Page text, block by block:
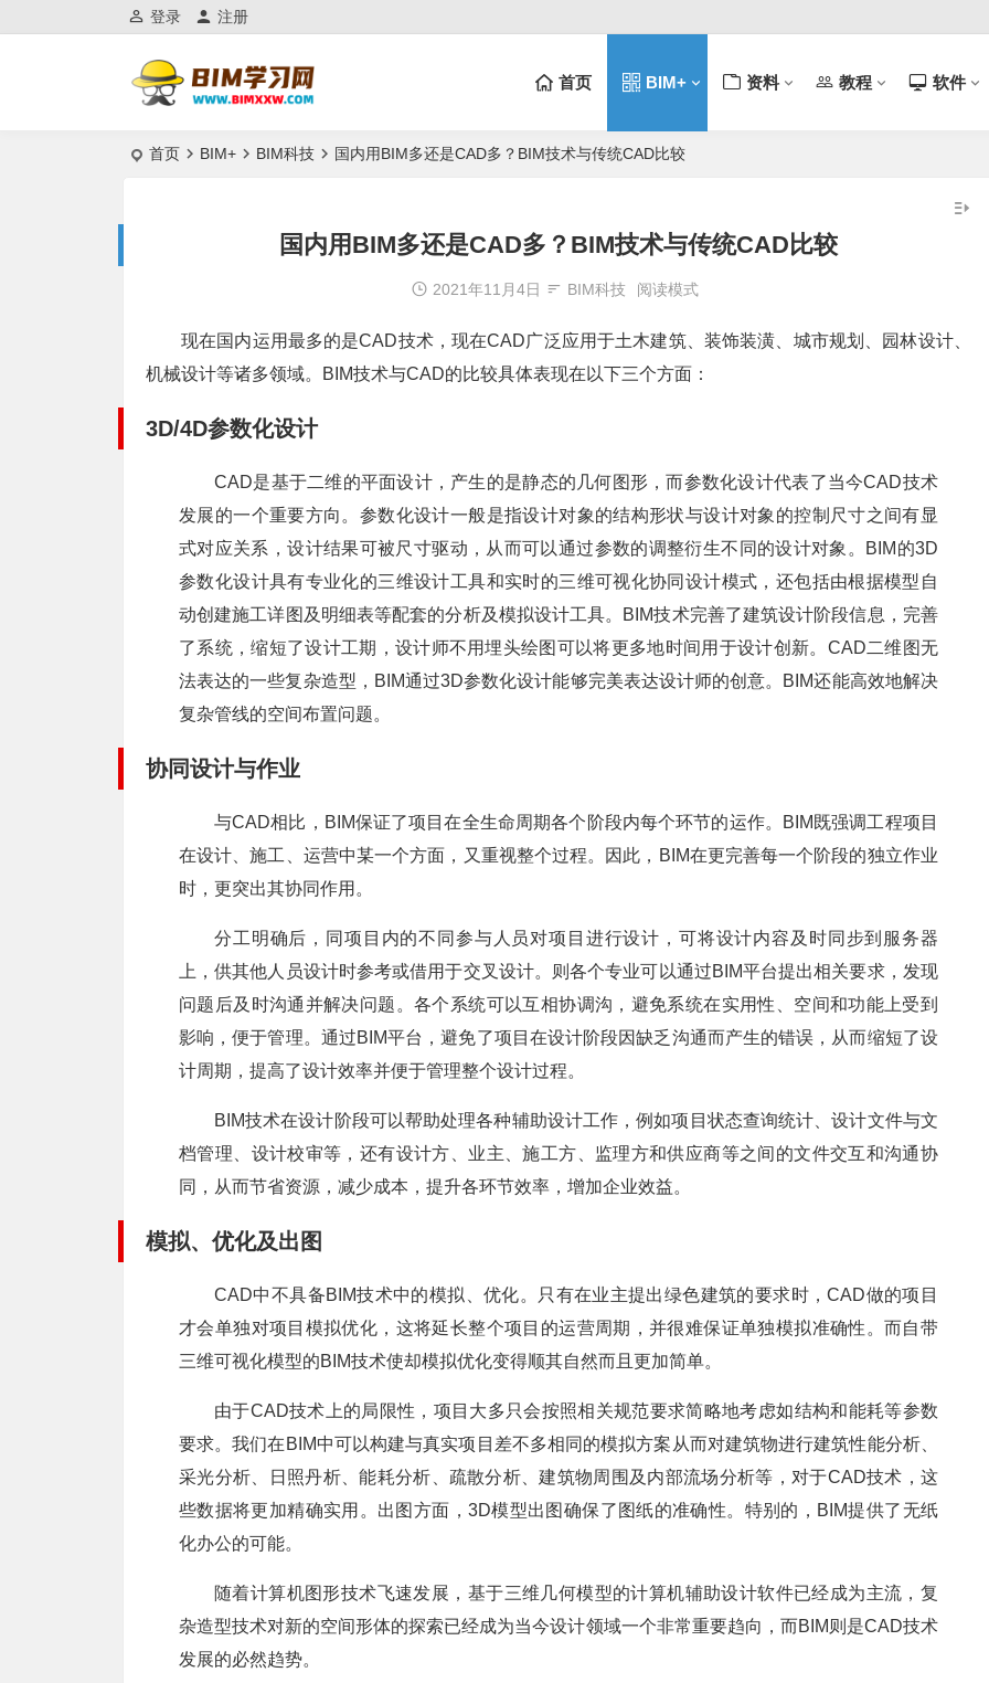
登录 注册
首页 BIM+ 资料 教程 软件
首页 BIM+ BIM科技 国内用BIM多还是CAD多？BIM技术与传统CAD比较
国内用BIM多还是CAD多？BIM技术与传统CAD比较
2021年11月4日 BIM科技 阅读模式
现在国内运用最多的是CAD技术，现在CAD广泛应用于土木建筑、装饰装潢、城市规划、园林设计、
机械设计等诸多领域。BIM技术与CAD的比较具体表现在以下三个方面：
3D/4D参数化设计
CAD是基于二维的平面设计，产生的是静态的几何图形，而参数化设计代表了当今CAD技术
发展的一个重要方向。参数化设计一般是指设计对象的结构形状与设计对象的控制尺寸之间有显
式对应关系，设计结果可被尺寸驱动，从而可以通过参数的调整衍生不同的设计对象。BIM的3D
参数化设计具有专业化的三维设计工具和实时的三维可视化协同设计模式，还包括由根据模型自
动创建施工详图及明细表等配套的分析及模拟设计工具。BIM技术完善了建筑设计阶段信息，完善
了系统，缩短了设计工期，设计师不用埋头绘图可以将更多地时间用于设计创新。CAD二维图无
法表达的一些复杂造型，BIM通过3D参数化设计能够完美表达设计师的创意。BIM还能高效地解决
复杂管线的空间布置问题。
协同设计与作业
与CAD相比，BIM保证了项目在全生命周期各个阶段内每个环节的运作。BIM既强调工程项目
在设计、施工、运营中某一个方面，又重视整个过程。因此，BIM在更完善每一个阶段的独立作业
时，更突出其协同作用。
分工明确后，同项目内的不同参与人员对项目进行设计，可将设计内容及时同步到服务器
上，供其他人员设计时参考或借用于交叉设计。则各个专业可以通过BIM平台提出相关要求，发现
问题后及时沟通并解决问题。各个系统可以互相协调沟，避免系统在实用性、空间和功能上受到
影响，便于管理。通过BIM平台，避免了项目在设计阶段因缺乏沟通而产生的错误，从而缩短了设
计周期，提高了设计效率并便于管理整个设计过程。
BIM技术在设计阶段可以帮助处理各种辅助设计工作，例如项目状态查询统计、设计文件与文
档管理、设计校审等，还有设计方、业主、施工方、监理方和供应商等之间的文件交互和沟通协
同，从而节省资源，减少成本，提升各环节效率，增加企业效益。
模拟、优化及出图
CAD中不具备BIM技术中的模拟、优化。只有在业主提出绿色建筑的要求时，CAD做的项目
才会单独对项目模拟优化，这将延长整个项目的运营周期，并很难保证单独模拟准确性。而自带
三维可视化模型的BIM技术使却模拟优化变得顺其自然而且更加简单。
由于CAD技术上的局限性，项目大多只会按照相关规范要求简略地考虑如结构和能耗等参数
要求。我们在BIM中可以构建与真实项目差不多相同的模拟方案从而对建筑物进行建筑性能分析、
采光分析、日照丹析、能耗分析、疏散分析、建筑物周围及内部流场分析等，对于CAD技术，这
些数据将更加精确实用。出图方面，3D模型出图确保了图纸的准确性。特别的，BIM提供了无纸
化办公的可能。
随着计算机图形技术飞速发展，基于三维几何模型的计算机辅助设计软件已经成为主流，复
杂造型技术对新的空间形体的探索已经成为当今设计领域一个非常重要趋向，而BIM则是CAD技术
发展的必然趋势。